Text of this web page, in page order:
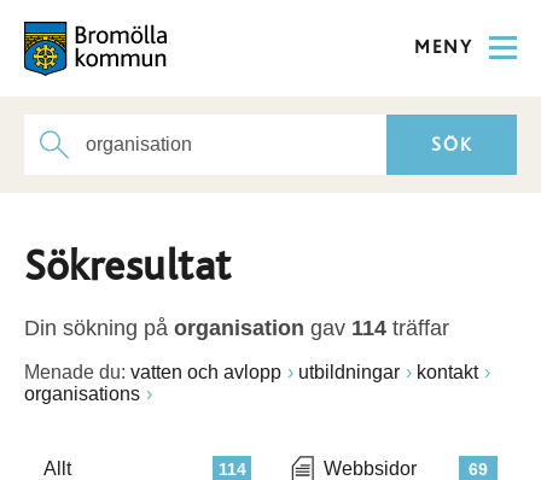
MENY
Sökresultat
Din sökning på organisation gav 114 träffar
Menade du: vatten och avlopp utbildningar
kontakt
organisations
114
Allt 69
Webbsidor